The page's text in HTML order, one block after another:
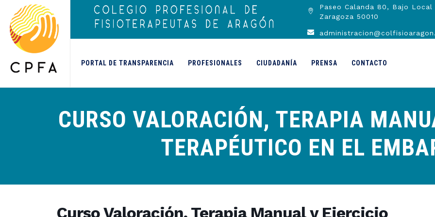
contenido
Paseo Calanda 80, Bajo
Zaragoza 50010
PORTAL DE TRANSPARENCIA PROFESIONALES CIUDADANÍA PRENSA CONTACTO
CURSO VALORACIÓN, TERAPIA
TERAPÉUTICO EN EL
Curso Valoración, Terapia Manual y Ejercicio